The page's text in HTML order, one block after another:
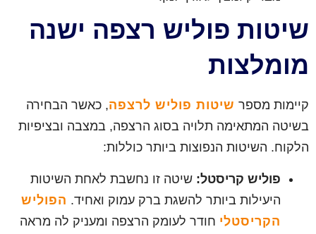
שיטות פוליש רצפה ישנה
מומלצות
קיימות מספר שיטות פוליש לרצפה, כאשר הבחירה
בשיטה המתאימה תלויה בסוג הרצפה, במצבה ובציפיות
הלקוח. השיטות הנפוצות ביותר כוללות:
פוליש קריסטל: שיטה זו נחשבת לאחת השיטות
היעילות ביותר להשגת ברק עמוק ואחיד. הפוליש
הקריסטלי חודר לעומק הרצפה ומעניק לה מראה